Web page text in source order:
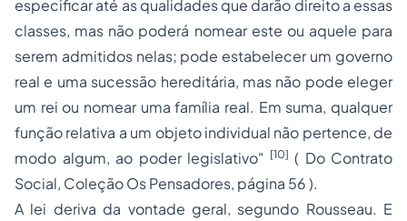
especificar até as qualidades que darão direito a essas
classes, mas não poderá nomear este ou aquele para
serem admitidos nelas; pode estabelecer um governo
real e uma sucessão hereditária, mas não pode eleger
um rei ou nomear uma família real. Em suma, qualquer
função relativa a um objeto individual não pertence, de
modo algum, ao poder legislativo" [10] ( Do Contrato
Social, Coleção Os Pensadores, página 56 ).
A lei deriva da vontade geral, segundo Rousseau. E